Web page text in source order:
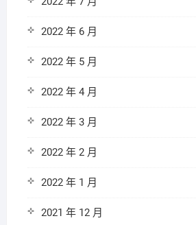
2022 年 6 月
2022 年 5 月
2022 年 4 月
2022 年 3 月
2022 年 2 月
2022 年 1 月
2021 年 12 月